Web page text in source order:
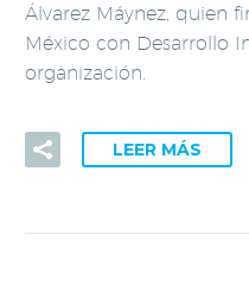
Álvarez Máynez, quien
México con Desarrollo
organización.
LEER MÁS